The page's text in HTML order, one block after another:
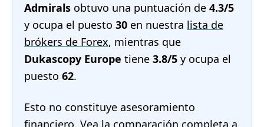
Admirals obtuvo una puntuación de 4.3/5
y ocupa el puesto 30 en nuestra lista de
brókers de Forex, mientras que
Dukascopy Europe tiene 3.8/5 y ocupa el
puesto 62.
Esto no constituye asesoramiento
financiero. Vea la comparación completa a